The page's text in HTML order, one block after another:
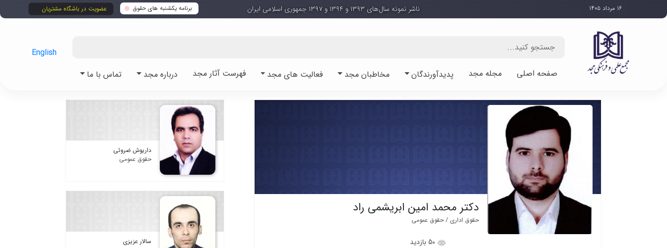
برنامه یکشنبه های حقوق عضویت در باشگاه مشتریان ۱۶ مرداد ۱۴۰۵ ناشر نمونه سال‌های ۱۳۹۳ و ۱۳۹۴ و ۱۳۹۷ جمهوری اسلامی ایران
صفحه اصلی مجله مجد پدیدآورندگان مخاطبان مجد فعالیت های مجد فهرست آثار مجد درباره مجد تماس با ما
English
دکتر محمد امین ابریشمی راد
حقوق اداری / حقوق عمومی
داریوش ضروئی
حقوق عمومی
سالار عزیزی